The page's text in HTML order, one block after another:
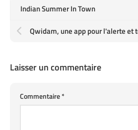
Indian Summer In Town
Laisser un commentaire
Commentaire*